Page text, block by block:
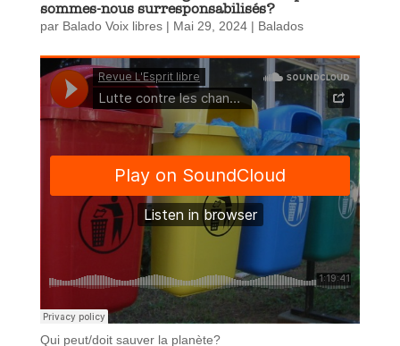
sommes-nous surresponsabilisés?
par Balado Voix libres| Mai 29, 2024| Balados
Qui peut/doit sauver la planète?